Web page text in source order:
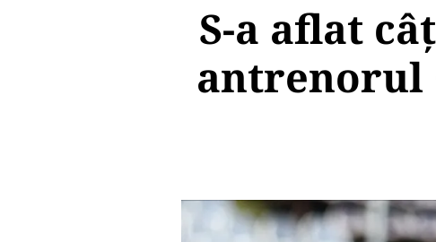
S-a aflat
antrenorul